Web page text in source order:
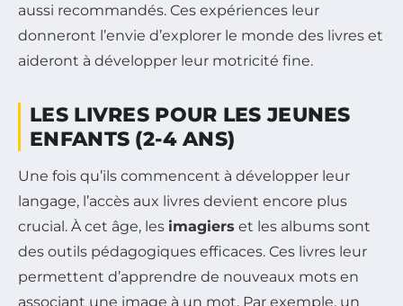
aussi recommandés. Ces expériences leur
donneront l’envie d’explorer le monde des livres et
aideront à développer leur motricité fine.
LES LIVRES POUR LES JEUNES
ENFANTS (2-4 ANS)
Une fois qu’ils commencent à développer leur
langage, l’accès aux livres devient encore plus
crucial. À cet âge, les imagiers et les albums sont
des outils pédagogiques efficaces. Ces livres leur
permettent d’apprendre de nouveaux mots en
associant une image à un mot. Par exemple, un